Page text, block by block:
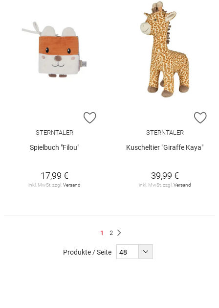
ZUR WUNSCHLISTE HINZUFÜGEN
STERNTALER
Spielbuch "Filou"
17,99 €
inkl. MwSt. zzgl.Versand
STERNTALER
Kuscheltier "Giraffe Kaya"
39,99 €
inkl. MwSt. zzgl.Versand
Du
1 Seite
2
Produkte / Seite